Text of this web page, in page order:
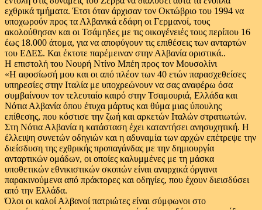
εχθρικά τμήματα. Έτσι όταν άρχισαν τον Οκτώβριο του 1994 να
υποχωρούν προς τα Αλβανικά εδάφη οι Γερμανοί, τους
ακολούθησαν και οι Τσάμηδες με τις οικογένειές τους περίπου 16
έως 18.000 άτομα, για να αποφύγουν τις επιθέσεις των ανταρτών
του ΕΔΕΣ. Και έκτοτε παρέμειναν στην Αλβανία οριστικά..
Η επιστολή του Νουρή Ντίνο Μπέη προς τον Μουσολίνι
«Η αφοσίωσή μου και οι από πλέον των 40 ετών παρασχεθείσες
υπηρεσίες στην Ιταλία με υποχρεώνουν να σας αναφέρω όσα
συμβαίνουν τον τελευταίο καιρό στην Τσαμουριά, Ελλάδα και
Νότια Αλβανία όπου έτυχα μάρτυς και θύμα μιας ύπουλης
επίθεσης, που κόστισε την ζωή και αρκετών Ιταλών στρατιωτών.
Στη Νότια Αλβανία η κατάσταση έχει καταντήσει ανησυχητική. Η
έλλειψη συνετών οδηγιών και η αδυναμία των αρχών επέτρεψε την
διείσδυση της εχθρικής προπαγάνδας με την δημιουργία
ανταρτικών ομάδων, οι οποίες καλυμμένες με τη μάσκα
υποθετικών εθνικιστικών σκοπών είναι αναρχικά όργανα
παρακινούμενα από πράκτορες και οδηγίες, που έχουν διεισδύσει
από την Ελλάδα.
Όλοι οι καλοί Αλβανοί πατριώτες είναι σύμφωνοι στο